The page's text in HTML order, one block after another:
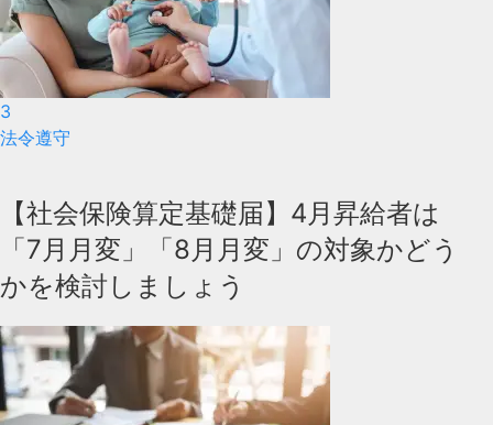
3
法令遵守
【社会保険算定基礎届】4月昇給者は
「7月月変」「8月月変」の対象かどう
かを検討しましょう